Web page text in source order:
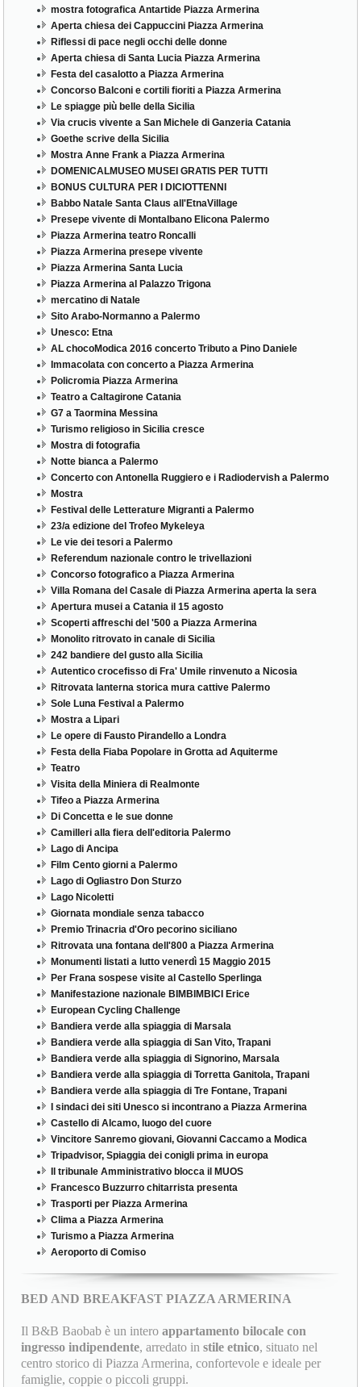
mostra fotografica Antartide Piazza Armerina
Aperta chiesa dei Cappuccini Piazza Armerina
Riflessi di pace negli occhi delle donne
Aperta chiesa di Santa Lucia Piazza Armerina
Festa del casalotto a Piazza Armerina
Concorso Balconi e cortili fioriti a Piazza Armerina
Le spiagge più belle della Sicilia
Via crucis vivente a San Michele di Ganzeria Catania
Goethe scrive della Sicilia
Mostra Anne Frank a Piazza Armerina
DOMENICALMUSEO MUSEI GRATIS PER TUTTI
BONUS CULTURA PER I DICIOTTENNI
Babbo Natale Santa Claus all'EtnaVillage
Presepe vivente di Montalbano Elicona Palermo
Piazza Armerina teatro Roncalli
Piazza Armerina presepe vivente
Piazza Armerina Santa Lucia
Piazza Armerina al Palazzo Trigona
mercatino di Natale
Sito Arabo-Normanno a Palermo
Unesco: Etna
AL chocoModica 2016 concerto Tributo a Pino Daniele
Immacolata con concerto a Piazza Armerina
Policromia Piazza Armerina
Teatro a Caltagirone Catania
G7 a Taormina Messina
Turismo religioso in Sicilia cresce
Mostra di fotografia
Notte bianca a Palermo
Concerto con Antonella Ruggiero e i Radiodervish a Palermo
Mostra
Festival delle Letterature Migranti a Palermo
23/a edizione del Trofeo Mykeleya
Le vie dei tesori a Palermo
Referendum nazionale contro le trivellazioni
Concorso fotografico a Piazza Armerina
Villa Romana del Casale di Piazza Armerina aperta la sera
Apertura musei a Catania il 15 agosto
Scoperti affreschi del '500 a Piazza Armerina
Monolito ritrovato in canale di Sicilia
242 bandiere del gusto alla Sicilia
Autentico crocefisso di Fra' Umile rinvenuto a Nicosia
Ritrovata lanterna storica mura cattive Palermo
Sole Luna Festival a Palermo
Mostra a Lipari
Le opere di Fausto Pirandello a Londra
Festa della Fiaba Popolare in Grotta ad Aquiterme
Teatro
Visita della Miniera di Realmonte
Tifeo a Piazza Armerina
Di Concetta e le sue donne
Camilleri alla fiera dell'editoria Palermo
Lago di Ancipa
Film Cento giorni a Palermo
Lago di Ogliastro Don Sturzo
Lago Nicoletti
Giornata mondiale senza tabacco
Premio Trinacria d'Oro pecorino siciliano
Ritrovata una fontana dell'800 a Piazza Armerina
Monumenti listati a lutto venerdì 15 Maggio 2015
Per Frana sospese visite al Castello Sperlinga
Manifestazione nazionale BIMBIMBICI Erice
European Cycling Challenge
Bandiera verde alla spiaggia di Marsala
Bandiera verde alla spiaggia di San Vito, Trapani
Bandiera verde alla spiaggia di Signorino, Marsala
Bandiera verde alla spiaggia di Torretta Ganitola, Trapani
Bandiera verde alla spiaggia di Tre Fontane, Trapani
I sindaci dei siti Unesco si incontrano a Piazza Armerina
Castello di Alcamo, luogo del cuore
Vincitore Sanremo giovani, Giovanni Caccamo a Modica
Tripadvisor, Spiaggia dei conigli prima in europa
Il tribunale Amministrativo blocca il MUOS
Francesco Buzzurro chitarrista presenta
Trasporti per Piazza Armerina
Clima a Piazza Armerina
Turismo a Piazza Armerina
Aeroporto di Comiso
BED AND BREAKFAST PIAZZA ARMERINA
Il B&B Baobab è un interoappartamento bilocale con
ingresso indipendente, arredato instile etnico, situato nel
centro storico di Piazza Armerina, confortevole e ideale per
famiglie, coppie o piccoli gruppi.